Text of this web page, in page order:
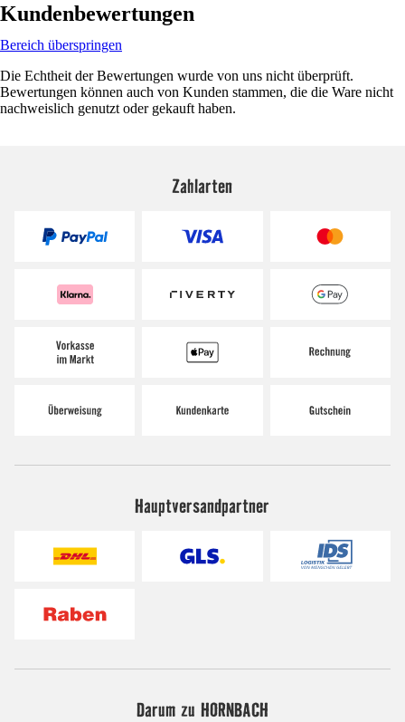
Kundenbewertungen
Bereich überspringen
Die Echtheit der Bewertungen wurde von uns nicht überprüft.
Bewertungen können auch von Kunden stammen, die die Ware nicht
nachweislich genutzt oder gekauft haben.
Zahlarten
Hauptversandpartner
Darum zu HORNBACH